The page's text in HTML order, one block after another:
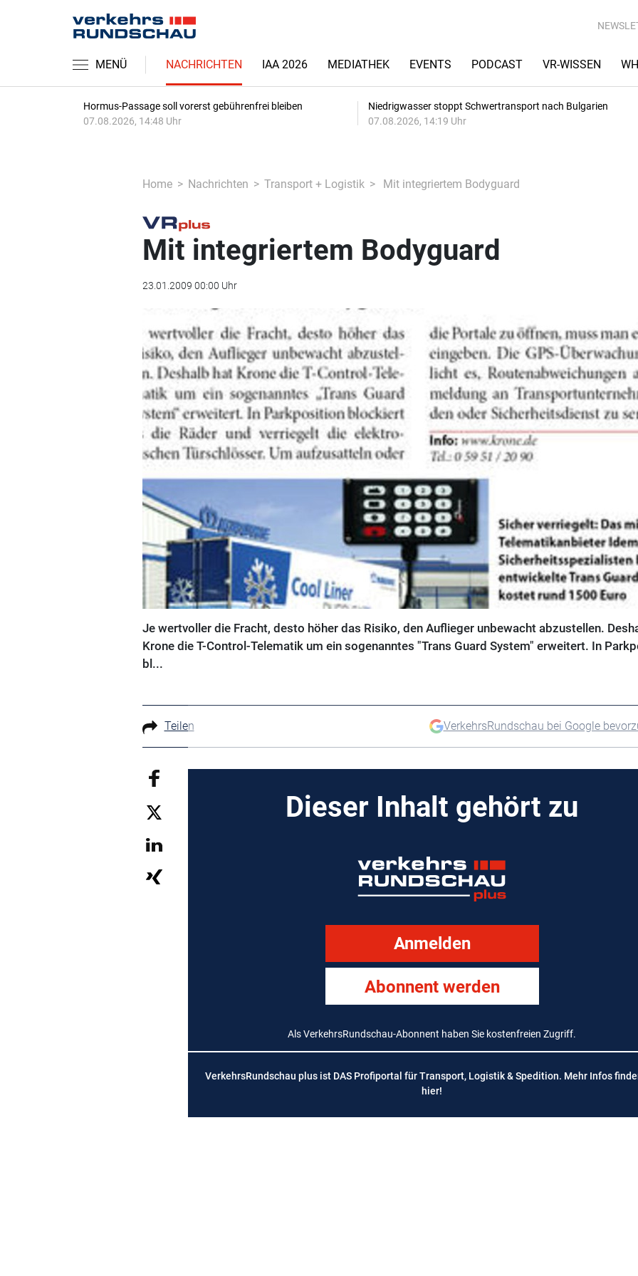
MENÜ NACHRICHTEN IAA 2026 MEDIATHEK EVENTS PODCAST VR-WISSEN
Hormus-Passage soll vorerst gebührenfrei bleiben
07.08.2026, 14:48 Uhr
Niedrigwasser stoppt Schwertransport nach Bulgarien
07.08.2026, 14:19 Uhr
Home Nachrichten Transport + Logistik Mit integriertem Bodyguard
Mit integriertem Bodyguard
23.01.2009 00:00 Uhr
Je wertvoller die Fracht, desto höher das Risiko, den Auflieger unbewacht abzustellen.
Krone die T-Control-Telematik um ein sogenanntes "Trans Guard System" erweitert. In
bl...
Teilen VerkehrsRundschau bei Google
Dieser Inhalt gehört zu
Anmelden
Abonnent werden
Als VerkehrsRundschau-Abonnent haben Sie kostenfreien Zugriff.
VerkehrsRundschau plus ist DAS Profiportal für Transport, Logistik & Spedition. Mehr Infos
hier!